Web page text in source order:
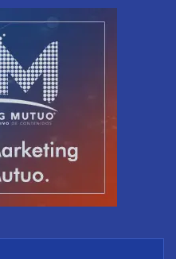
el puesto de trabajo: